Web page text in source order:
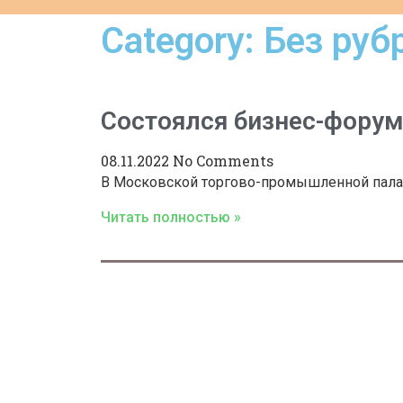
Category: Без
Cостоялся бизнес-
08.11.2022 No Comments
В Московской торгово-промышленной
Читать полностью »